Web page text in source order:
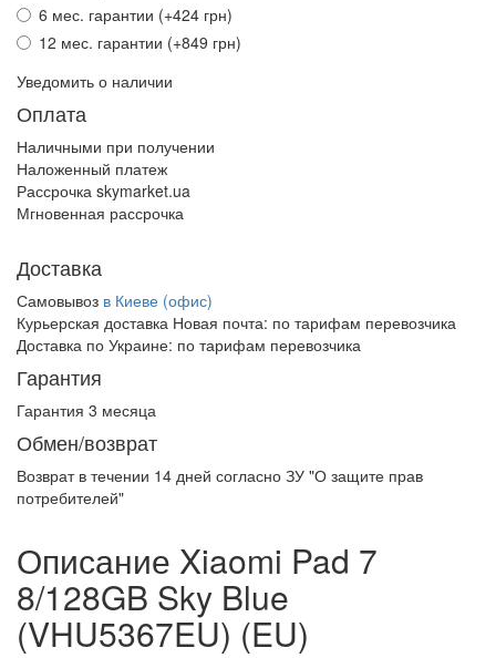
6 мес. гарантии (+424 грн)
12 мес. гарантии (+849 грн)
Уведомить о наличии
Оплата
Наличными при получении
Наложенный платеж
Рассрочка skymarket.ua
Мгновенная рассрочка
Доставка
Самовывоз в Киеве (офис)
Курьерская доставка Новая почта: по тарифам перевозчика
Доставка по Украине: по тарифам перевозчика
Гарантия
Гарантия 3 месяца
Обмен/возврат
Возврат в течении 14 дней согласно ЗУ "О защите прав
потребителей"
Описание Xiaomi Pad 7
8/128GB Sky Blue
(VHU5367EU) (EU)